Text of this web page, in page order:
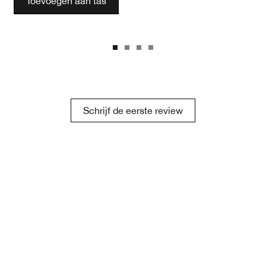
Schrijf de eerste review